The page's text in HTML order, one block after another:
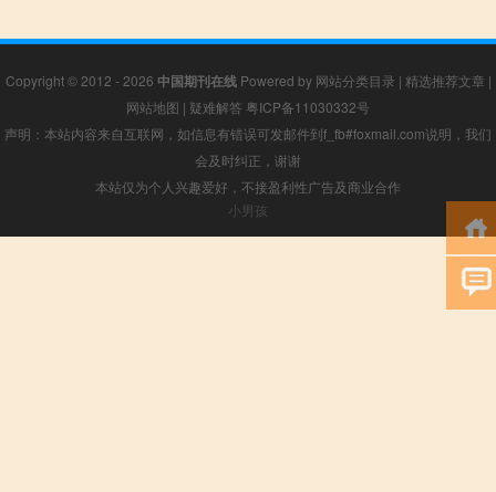
Copyright © 2012 - 2026 中国期刊在线Powered by 网站分类目录 | 精选推荐文章 |
网站地图 | 疑难解答 粤ICP备11030332号
声明：本站内容来自互联网，如信息有错误可发邮件到f_fb#foxmail.com说明，我们
会及时纠正，谢谢
本站仅为个人兴趣爱好，不接盈利性广告及商业合作
小男孩